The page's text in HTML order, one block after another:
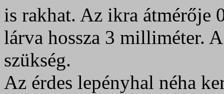
is rakhat. Az ikra átmérője
lárva hossza 3 milliméter.
szükség.
Az érdes lepényhal néha